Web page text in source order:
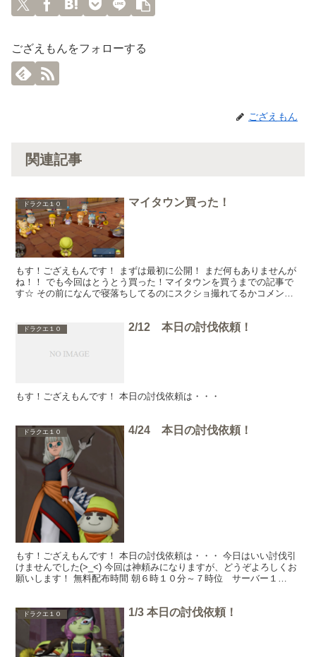
ござえもんをフォローする
ござえもん
関連記事
ドラクエ１０ マイタウン買った！
もす！ござえもんです！ まずは最初に公開！ まだ何もありませんが
ね！！ でも今回はとうとう買った！マイタウンを買うまでの記事で
す☆ その前になんで寝落ちしてるのにスクショ撮れてるかコメント
ドラクエ１０ 2/12 本日の討伐依頼！
もす！ござえもんです！ 本日の討伐依頼は・・・
ドラクエ１０ 4/24 本日の討伐依頼！
もす！ござえもんです！ 本日の討伐依頼は・・・ 今日はいい討伐引
けませんでした(>_<) 今回は神頼みになりますが、どうぞよろしくお
願いします！ 無料配布時間 朝６時１０分～７時位 サーバー１
ドラクエ１０ 1/3 本日の討伐依頼！